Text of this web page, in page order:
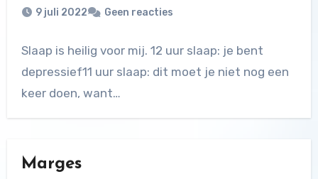
9 juli 2022 Geen reacties
Slaap is heilig voor mij. 12 uur slaap: je bent
depressief11 uur slaap: dit moet je niet nog een
keer doen, want…
Marges